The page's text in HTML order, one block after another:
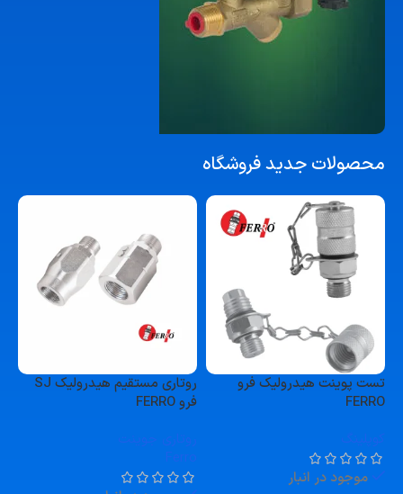
افزایش عمر تجهیزات پنوماتیک
شیر برقی اتو درین
بررسی محصول
محصولات جدید فروشگاه
تست پوینت هیدرولیک فرو
FERRO
کوپلینگ
موجود در انبار
روتاری مستقیم هیدرولیک SJ
فرو FERRO
روتاری جوینت
Ferro